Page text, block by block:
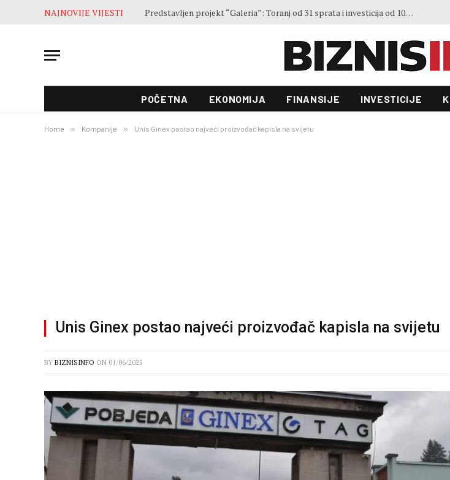
NAJNOVIJE VIJESTI Završne pripreme pred otvaranje 53. Sajma šljive u Gradačcu
POČETNA EKONOMIJA FINANSIJE INVESTICIJE
Home » Kompanije » Unis Ginex postao najveći proizvođač kapisla na svijetu
Unis Ginex postao najveći proizvođač kapisla na svijetu
BY BIZNISINFO ON 01/06/2025